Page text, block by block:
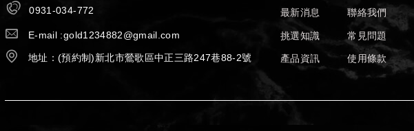
我們將使用cookie等資訊來優化您的體
×
0931-034-772
E-mail :gold1234882@gmail.com
地址：(預約制)新北市鶯歌區中正三路247巷88-2號
最新消息
挑選知識
產品資訊
聯絡我們
常見問題
使用條款